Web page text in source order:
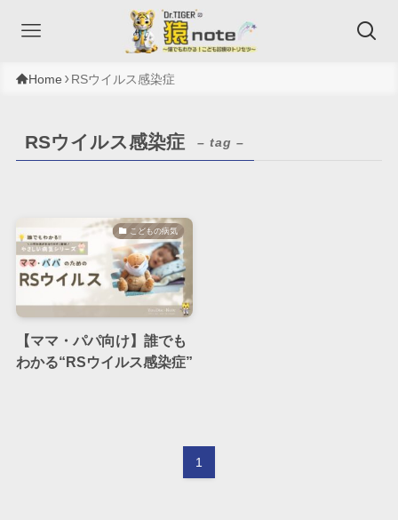
Home RSウイルス感染症
RSウイルス感染症 – tag –
こどもの病気
【ママ・パパ向け】誰でも
わかる“RSウイルス感染症”
1